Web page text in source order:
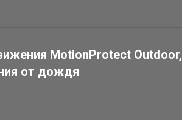
MotionProtect Outdoor,
от дождя